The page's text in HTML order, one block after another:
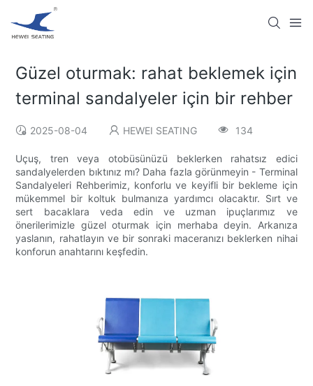
Güzel oturmak: rahat beklemek için
terminal sandalyeler için bir rehber
2025-08-04 HEWEI SEATING 134
Uçuş, tren veya otobüsünüzü beklerken rahatsız edici
sandalyelerden bıktınız mı? Daha fazla görünmeyin - Terminal
Sandalyeleri Rehberimiz, konforlu ve keyifli bir bekleme için
mükemmel bir koltuk bulmanıza yardımcı olacaktır. Sırt ve
sert bacaklara veda edin ve uzman ipuçlarımız ve
önerilerimizle güzel oturmak için merhaba deyin. Arkanıza
yaslanın, rahatlayın ve bir sonraki maceranızı beklerken nihai
konforun anahtarını keşfedin.